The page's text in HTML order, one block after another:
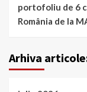
portofoliu de 6
România de la
Arhiva